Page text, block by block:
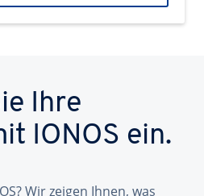
Ihre
IONOS ein.
Wir zeigen Ihnen, was